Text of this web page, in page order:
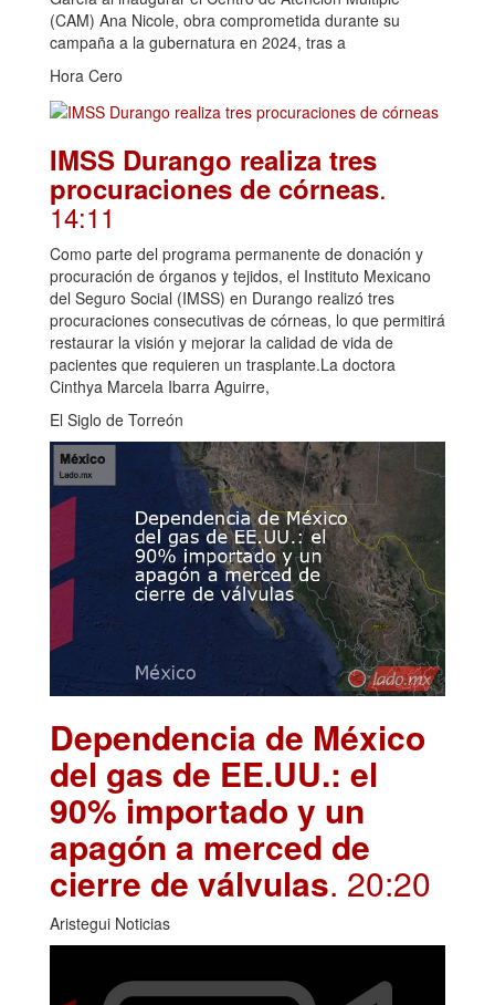
(CAM) Ana Nicole, obra comprometida durante su
campaña a la gubernatura en 2024, tras a
Hora Cero
IMSS Durango realiza tres
procuraciones de córneas.
14:11
Como parte del programa permanente de donación y
procuración de órganos y tejidos, el Instituto Mexicano
del Seguro Social (IMSS) en Durango realizó tres
procuraciones consecutivas de córneas, lo que permitirá
restaurar la visión y mejorar la calidad de vida de
pacientes que requieren un trasplante.La doctora
Cinthya Marcela Ibarra Aguirre,
El Siglo de Torreón
Dependencia de México
del gas de EE.UU.: el
90% importado y un
apagón a merced de
cierre de válvulas. 20:20
Aristegui Noticias